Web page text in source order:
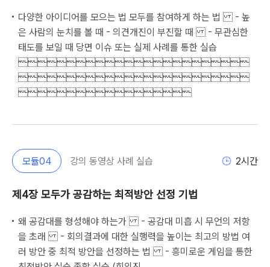
다양한 아이디어를 모으는 법 모두를 참여하게 하는 법 - 높
은 사람의 눈치를 볼 때 - 의견개진이 부진할 때 - 무관심한
태도를 보일 때 당면 이슈 또는 실제 사례를 통한 실습
                        
                        
                  
모듈04 강의 동영상 사례 실습 2시간
제4장 모두가 공감하는 최적방안 선정 기법
왜 공감대를 형성해야 하는가 - 공감대 미흡 시 무언의 저항
을 초래 - 회의결과에 대한 실행력을 높이는 최고의 방법 여
러 방안 중 최적 방안을 선정하는 법 - 흥미로운 게임을 통한